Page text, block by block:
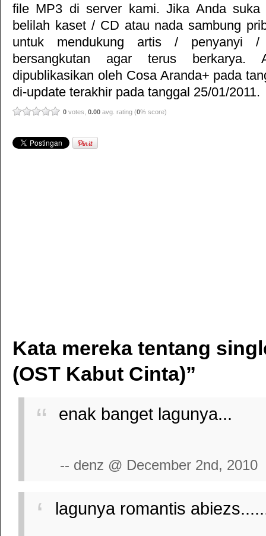
file MP3 di server kami. Jika Anda
belilah kaset / CD atau nada sambung
untuk mendukung artis / penyanyi
bersangkutan agar terus berkarya.
dipublikasikan oleh Cosa Aranda+ pada
di-update terakhir pada tanggal 25/01/2011.
0 votes, 0.00 avg. rating (0% score)
Kata mereka tentang
(OST Kabut Cinta)”
enak banget lagunya...
-- denz @ December 2nd, 2010
lagunya romantis